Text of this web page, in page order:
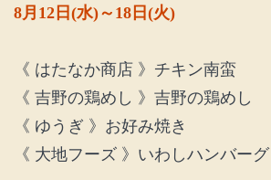
8月12日(水)～18日(火)
《 はたなか商店 》チキン南蛮
《 吉野の鶏めし 》吉野の鶏めし
《 ゆうぎ 》お好み焼き
《 大地フーズ 》いわしハンバーグ